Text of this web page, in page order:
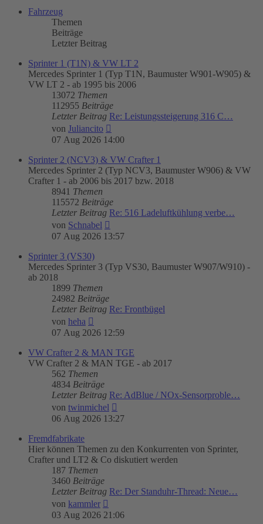
Fahrzeug
Themen
Beiträge
Letzter Beitrag
Sprinter 1 (T1N) & VW LT 2
Mercedes Sprinter 1 (Typ T1N, Baumuster W901-W905) &
VW LT 2 - ab 1995 bis 2006
13072 Themen
112955 Beiträge
Letzter Beitrag Re: Leistungssteigerung 316 C…
von Juliancito
Beitrag
07 Aug 2026 14:00
Sprinter 2 (NCV3) & VW Crafter 1
Mercedes Sprinter 2 (Typ NCV3, Baumuster W906) & VW
Crafter 1 - ab 2006 bis 2017 bzw. 2018
8941 Themen
115572 Beiträge
Letzter Beitrag Re: 516 Ladeluftkühlung verbe…
von Schnabel
Beitrag
07 Aug 2026 13:57
Sprinter 3 (VS30)
Mercedes Sprinter 3 (Typ VS30, Baumuster W907/W910) -
ab 2018
1899 Themen
24982 Beiträge
Letzter Beitrag Re: Frontbügel
von heha
Beitrag
07 Aug 2026 12:59
VW Crafter 2 & MAN TGE
VW Crafter 2 & MAN TGE - ab 2017
562 Themen
4834 Beiträge
Letzter Beitrag Re: AdBlue / NOx-Sensorproble…
von twinmichel
Beitrag
06 Aug 2026 13:27
Fremdfabrikate
Hier können Themen zu den Konkurrenten von Sprinter,
Crafter und LT2 & Co diskutiert werden
187 Themen
3460 Beiträge
Letzter Beitrag Re: Der Standuhr-Thread: Neue…
von kammler
Beitrag
03 Aug 2026 21:06